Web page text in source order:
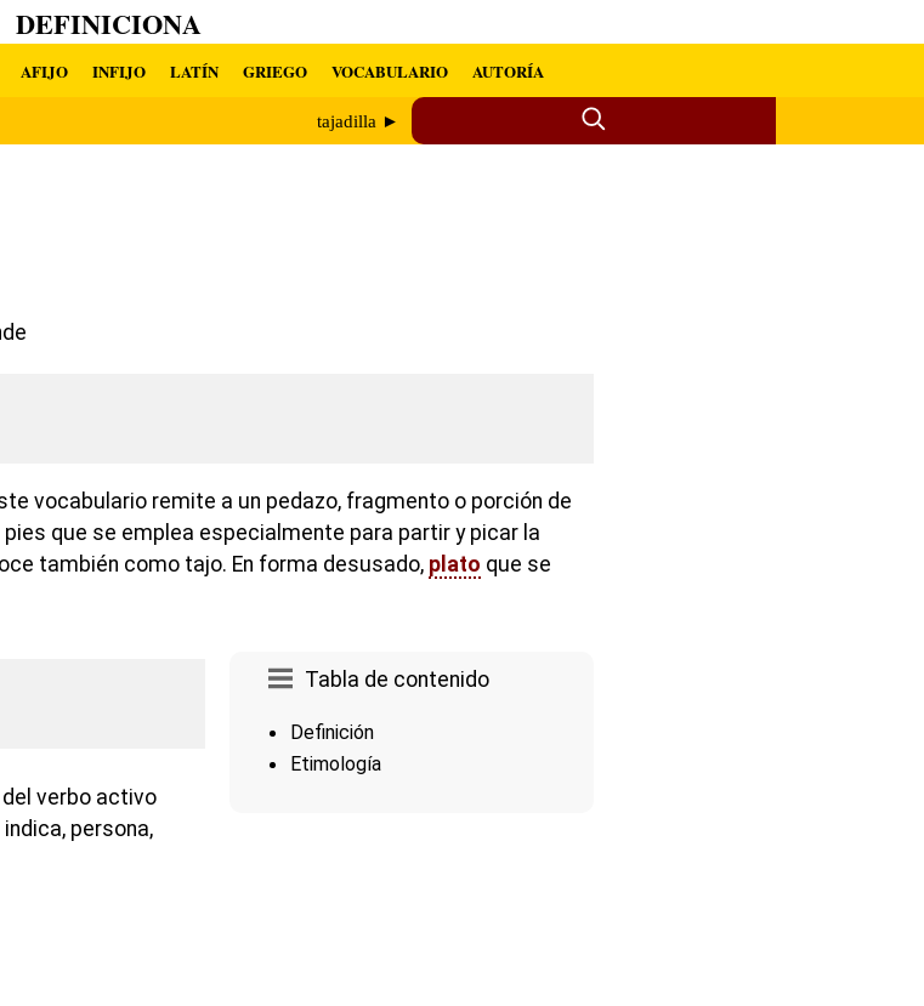
DEFINICIONA
AFIJO INFIJO LATÍN GRIEGO VOCABULARIO AUTORÍA
tajadilla ►
vocabulario remite a un pedazo, fragmento o porción de
que se emplea especialmente para partir y picar la
también como tajo. En forma desusado, plato que se
Tabla de contenido
Definición
Etimología
verbo activo
persona,